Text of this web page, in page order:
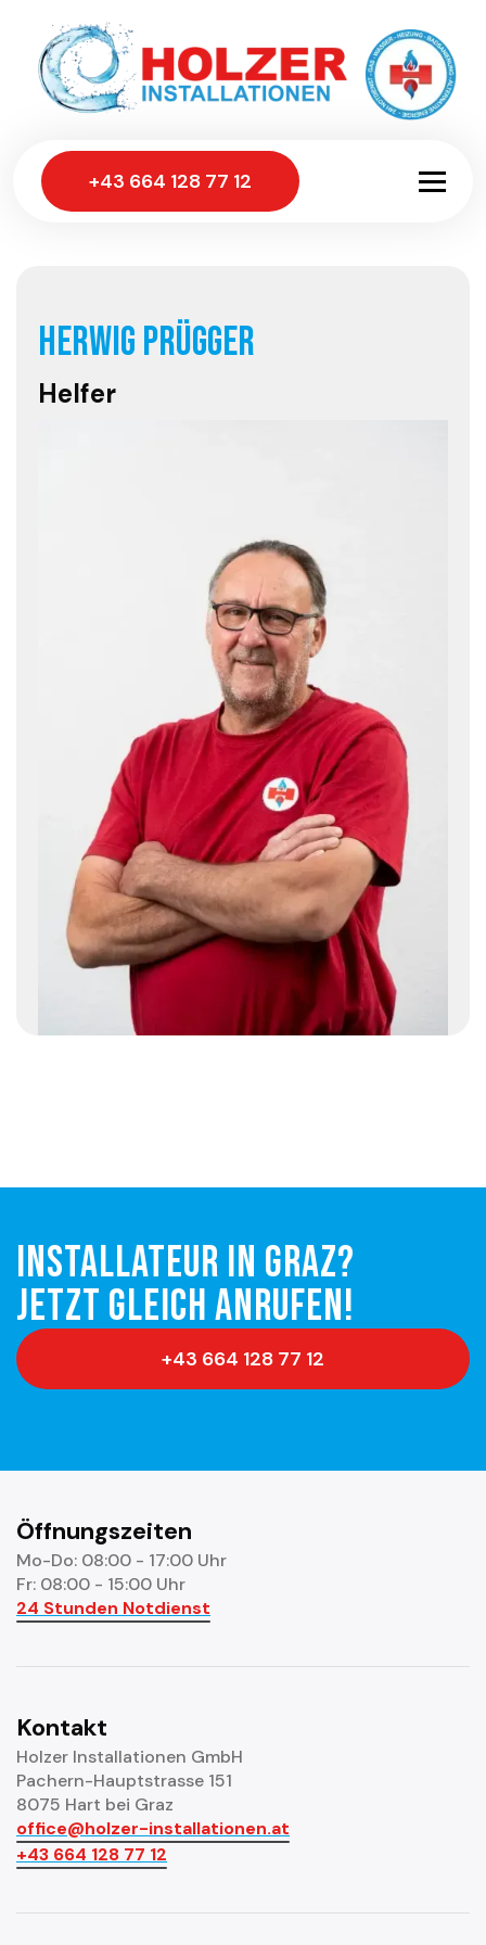
+43 664 128 77 12
Herwig Prügger
Helfer
Installateur in Graz?
Jetzt gleich anrufen!
+43 664 128 77 12
Wir freuen uns auf Sie!
Öffnungszeiten
Mo-Do: 08:00 - 17:00 Uhr
Fr: 08:00 - 15:00 Uhr
24 Stunden Notdienst
Kontakt
Holzer Installationen GmbH
Pachern-Hauptstrasse 151
8075 Hart bei Graz
office@holzer-installationen.at
+43 664 128 77 12